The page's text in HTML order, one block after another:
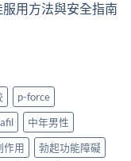
用方法與安全指南
p-force
中年男性
作用
勃起功能障礙